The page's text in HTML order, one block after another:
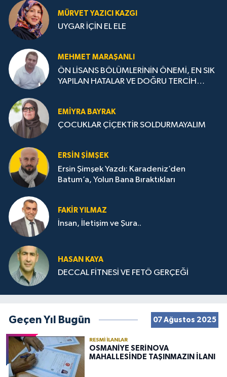
MÜRVET YAZICI KAZGI
UYGAR İÇİN EL ELE
MEHMET MARAŞANLI
ÖN LİSANS BÖLÜMLERİNİN ÖNEMİ, EN SIK
YAPILAN HATALAR VE DOĞRU TERCİH
EMIYRA BAYRAK
ÇOCUKLAR ÇİÇEKTİR SOLDURMAYALIM
ERSIN ŞIMŞEK
Ersin Şimşek Yazdı: Karadeniz’den
Batum’a, Yolun Bana Bıraktıkları
FAKIR YILMAZ
İnsan, İletişim ve Şura..
HASAN KAYA
DECCAL FİTNESİ VE FETÖ GERÇEĞİ
Geçen Yıl Bugün 07 Ağustos 2025
RESMI İLANLAR
OSMANİYE SERİNOVA
MAHALLESİNDE TAŞINMAZIN İLANI